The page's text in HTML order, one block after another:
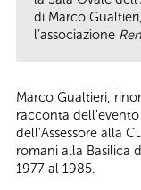
di Marco
l’associazione
Marco Gualtieri,
racconta
dell’Assessore alla
romani alla Basilica
1977 al 1985.